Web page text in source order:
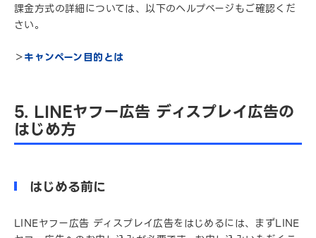
課金方式の詳細については、以下のヘルプページもご確認くだ
さい。
＞キャンペーン目的とは
5. LINEヤフー広告 ディスプレイ広告の
はじめ方
はじめる前に
LINEヤフー広告 ディスプレイ広告をはじめるには、まずLINE